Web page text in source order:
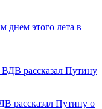
днем этого лета в
рассказал Путину о